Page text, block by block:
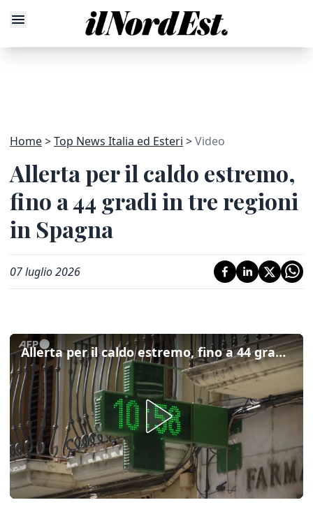
Home Top News Italia ed Esteri Video
Allerta per il caldo estremo,
fino a 44 gradi in tre regioni
in Spagna
07 luglio 2026
Allerta per il caldo estremo, fino a 44 gradi in tre regioni in Spagna